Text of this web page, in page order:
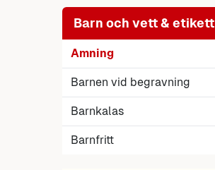
Barn och vett & etikett
Amning
Barnen vid begravning
Barnkalas
Barnfritt